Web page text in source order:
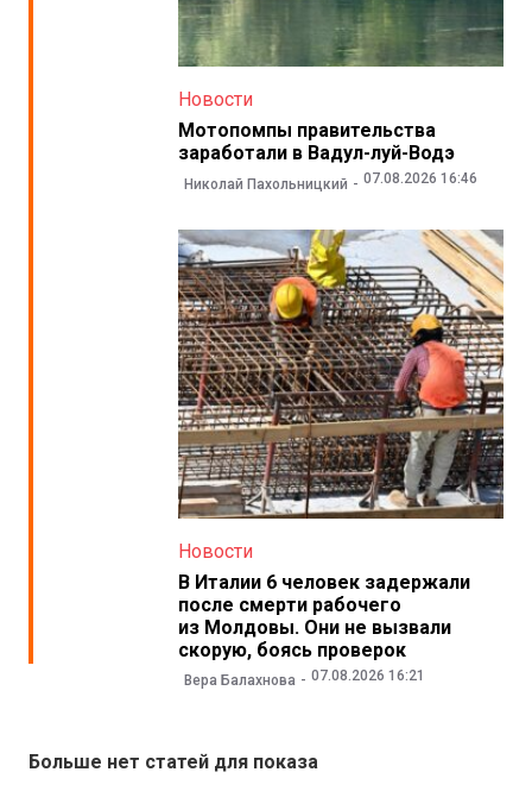
Новости
Мотопомпы правительства
заработали в Вадул-луй-Водэ
Николай Пахольницкий 07.08.2026 16:46
Новости
В Италии 6 человек задержали
после смерти рабочего
из Молдовы. Они не вызвали
скорую, боясь проверок
Вера Балахнова 07.08.2026 16:21
Больше нет статей для показа